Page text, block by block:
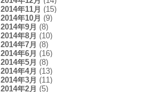
2014年11月 (15)
2014年10月 (9)
2014年9月 (8)
2014年8月 (10)
2014年7月 (8)
2014年6月 (16)
2014年5月 (8)
2014年4月 (13)
2014年3月 (11)
2014年2月 (5)